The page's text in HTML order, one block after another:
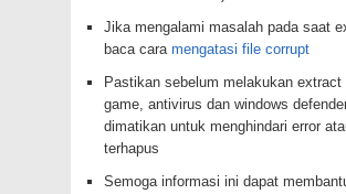
Jika mengalami masalah pada saat
baca cara mengatasi file corrupt
Pastikan sebelum melakukan extract
game, antivirus dan windows
dimatikan untuk menghindari error
terhapus
Semoga informasi ini dapat